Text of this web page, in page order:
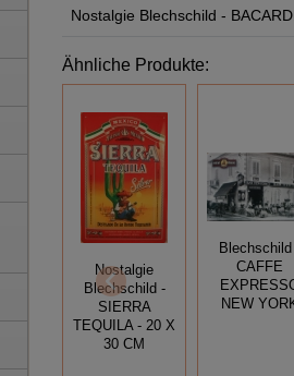
Nostalgie Blechschild -
Ähnliche Produkte:
Nostalgie
Blechschild -
SIERRA
TEQUILA - 20 X
30 CM
CAFFE
NEW